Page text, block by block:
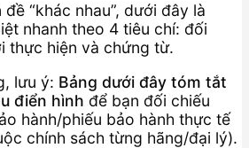
“khác nhau”, dưới đây là
nhanh theo 4 tiêu chí: đối
thực hiện và chứng từ.
lưu ý: Bảng dưới đây tóm tắt
điển hình để bạn đối chiếu
hành/phiếu bảo hành thực tế
chính sách từng hãng/đại lý).